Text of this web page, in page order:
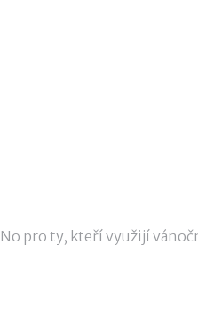
No pro ty, kteří využijí